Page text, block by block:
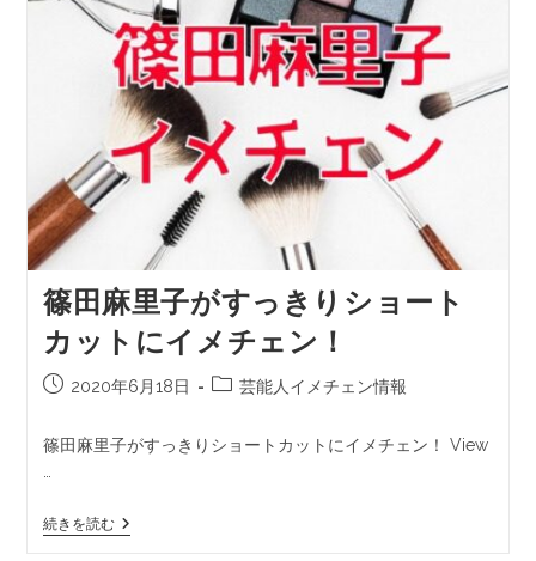
篠田麻里子がすっきりショート
カットにイメチェン！
2020年6月18日 芸能人イメチェン情報
篠田麻里子がすっきりショートカットにイメチェン！ View
続きを読む